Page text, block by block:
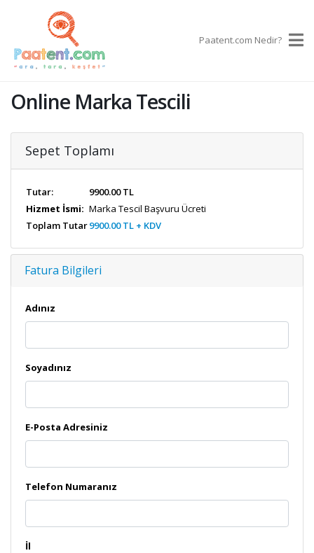
Paatent.com Nedir? ×
Online Marka Tescili
Sepet Toplamı
Tutar:
9900.00 TL
Hizmet İsmi: Marka Tescil Başvuru Ücreti
Toplam Tutar9900.00 TL + KDV
Fatura Bilgileri
Adınız
Soyadınız
E-Posta Adresiniz
Telefon Numaranız
İl